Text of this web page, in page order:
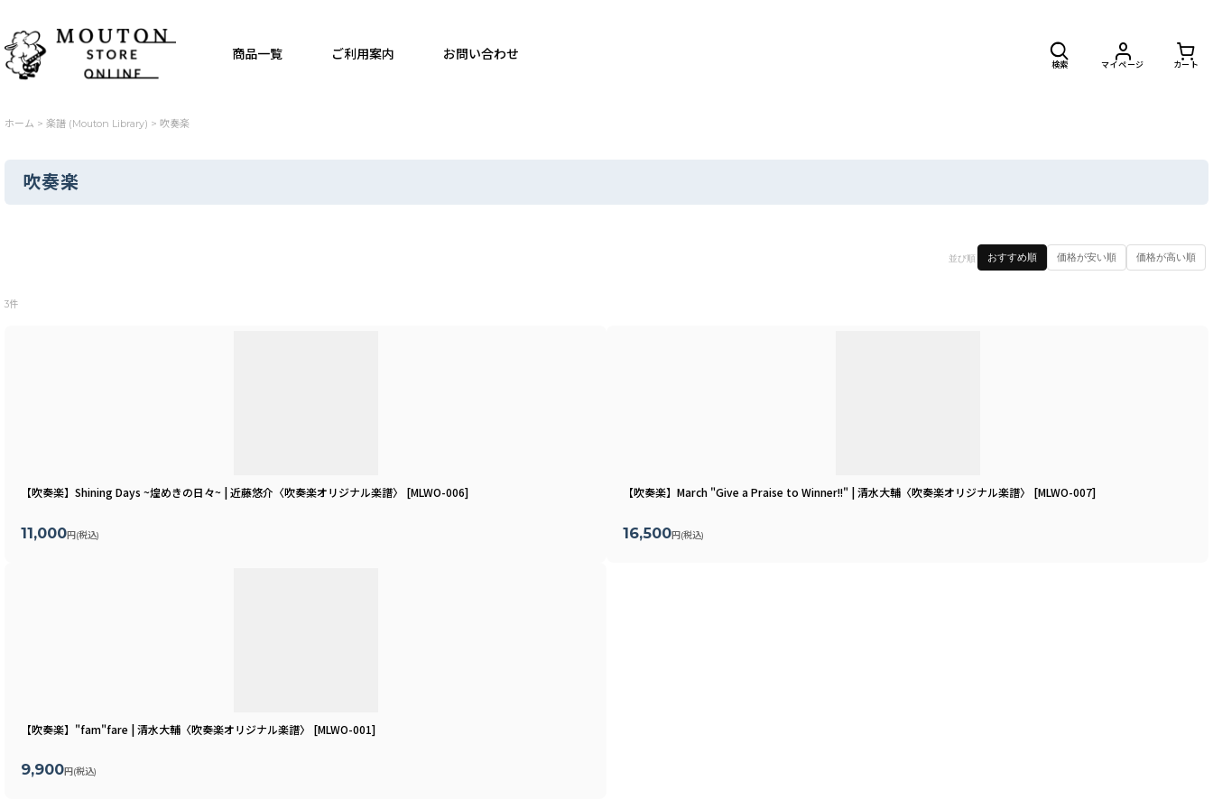
商品一覧 ご利用案内 お問い合わせ
検索 マイページ カート
ホーム > 楽譜 (Mouton Library) > 吹奏楽
吹奏楽
並び順 おすすめ順 価格が安い順 価格が高い順
3件
【吹奏楽】Shining Days ~煌めきの日々~ | 近藤悠介〈吹奏楽オリジナル楽譜〉 [MLWO-006]
11,000円(税込)
【吹奏楽】March "Give a Praise to Winner!!" | 清水大輔〈吹奏楽オリジナル楽譜〉 [MLWO-007]
16,500円(税込)
【吹奏楽】"fam"fare | 清水大輔〈吹奏楽オリジナル楽譜〉 [MLWO-001]
9,900円 (税込)